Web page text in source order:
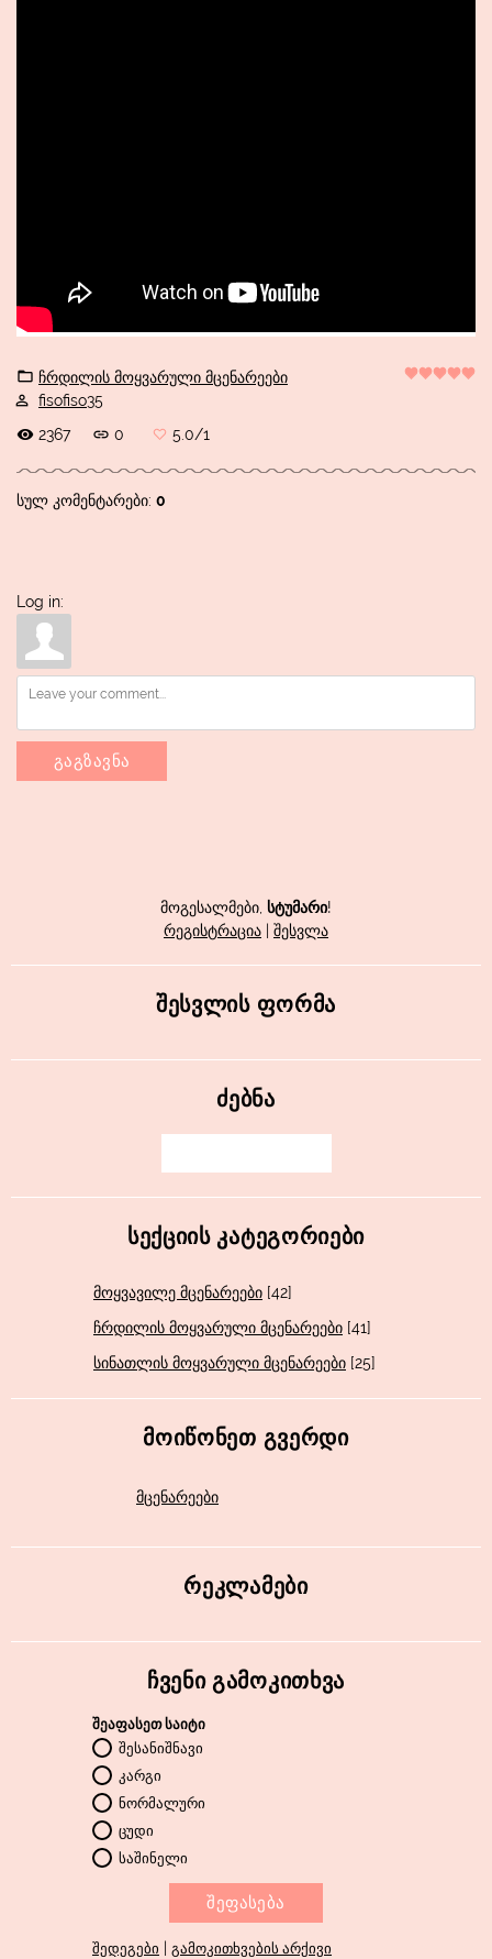
ჩრდილის მოყვარული მცენარეები
fisofiso35
2367
0 5.0/1
სულ კომენტარები: 0
Log in:
გაგზავნა
მოგესალმები სტუმარი!
რეგისტრაცია
შესვლა
ᲨᲔᲡᲕᲚᲘᲡ ᲤᲝᲠᲛᲐ
ᲫᲔᲑᲜᲐ
ᲡᲔᲥᲪᲘᲘᲡ ᲙᲐᲢᲔᲒᲝᲠᲘᲔᲑᲘ
მოყვავილე მცენარეები [42]
ჩრდილის მოყვარული მცენარეები [41]
სინათლის მოყვარული მცენარეები [25]
ᲛᲝᲘᲬᲝᲜᲔᲗ ᲒᲕᲔᲠᲓᲘ
მცენარეები
ᲠᲔᲙᲚᲐᲛᲔᲑᲘ
ᲩᲕᲔᲜᲘ ᲒᲐᲛᲝᲙᲘᲗᲮᲕᲐ
შეაფასეთ საიტი
შესანიშნავი
კარგი
ნორმალური
ცუდი
საშინელი
შედეგები გამოკითხვების არქივი